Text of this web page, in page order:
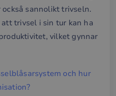
sannolikt trivseln.
trivsel i sin tur kan ha
vilket gynnar
och hur